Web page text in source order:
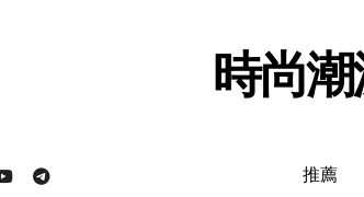
時尚
推薦